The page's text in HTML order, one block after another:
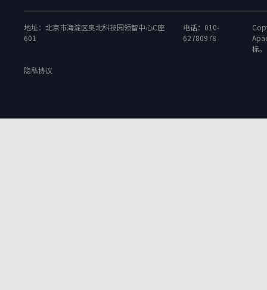
地址：北京市海淀区奥北科技园领智中心C座
601
电话：010-
62780978
标。
隐私协议